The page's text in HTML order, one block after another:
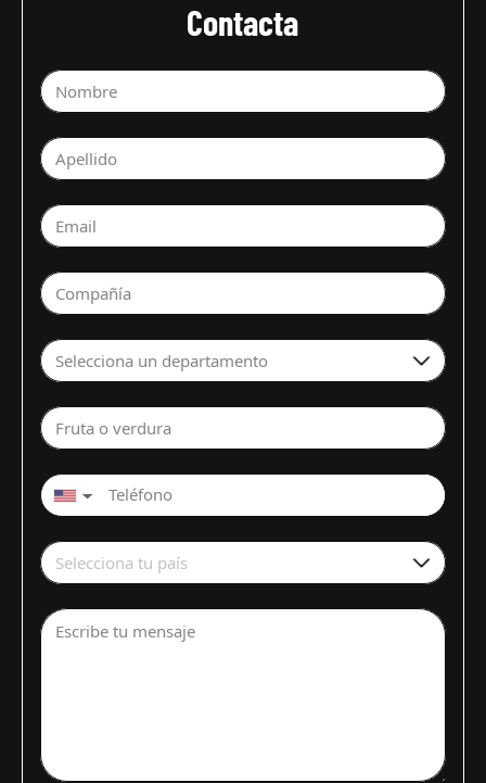
Contacta
Nombre
Apellido
Email
Compañía
Selecciona un departamento
Fruta o verdura
▼
Selecciona tu país
Escribe tu mensaje